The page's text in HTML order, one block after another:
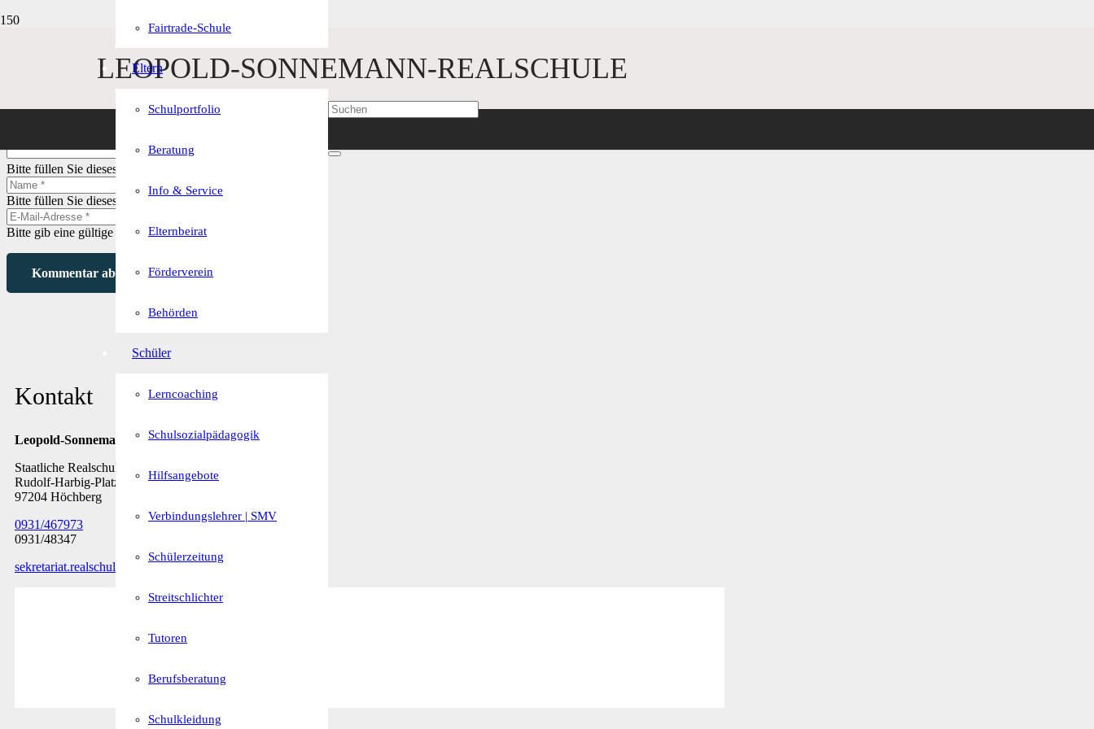
LEOPOLD-SONNEMANN-REALSCHULE
Fairtrade-Schule
Eltern
Schulportfolio
Beratung
Info & Service
Elternbeirat
Förderverein
Behörden
Schüler
Lerncoaching
Schulsozialpädagogik
Hilfsangebote
Verbindungslehrer | SMV
Schülerzeitung
Streitschlichter
Tutoren
Berufsberatung
Schulkleidung
Schreibe einen Kommentar
Deine E-Mail-Adresse wird nicht veröffentlicht. Erforderliche Felder sind mit
Bitte füllen Sie dieses Feld aus.
Bitte füllen Sie dieses Feld aus.
Bitte gib eine gültige E-Mail-Adresse ein.
Kommentar abschicken
Kontakt
Leopold-Sonnemann-Realschule
Staatliche Realschule Höchberg
Rudolf-Harbig-Platz 7
97204 Höchberg
0931/467973
0931/48347
sekretariat.realschule@rs-hoechberg.bayern.de